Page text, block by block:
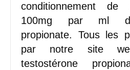
conditionnement de
100mg par ml
propionate. Tous les
par notre site
testostérone